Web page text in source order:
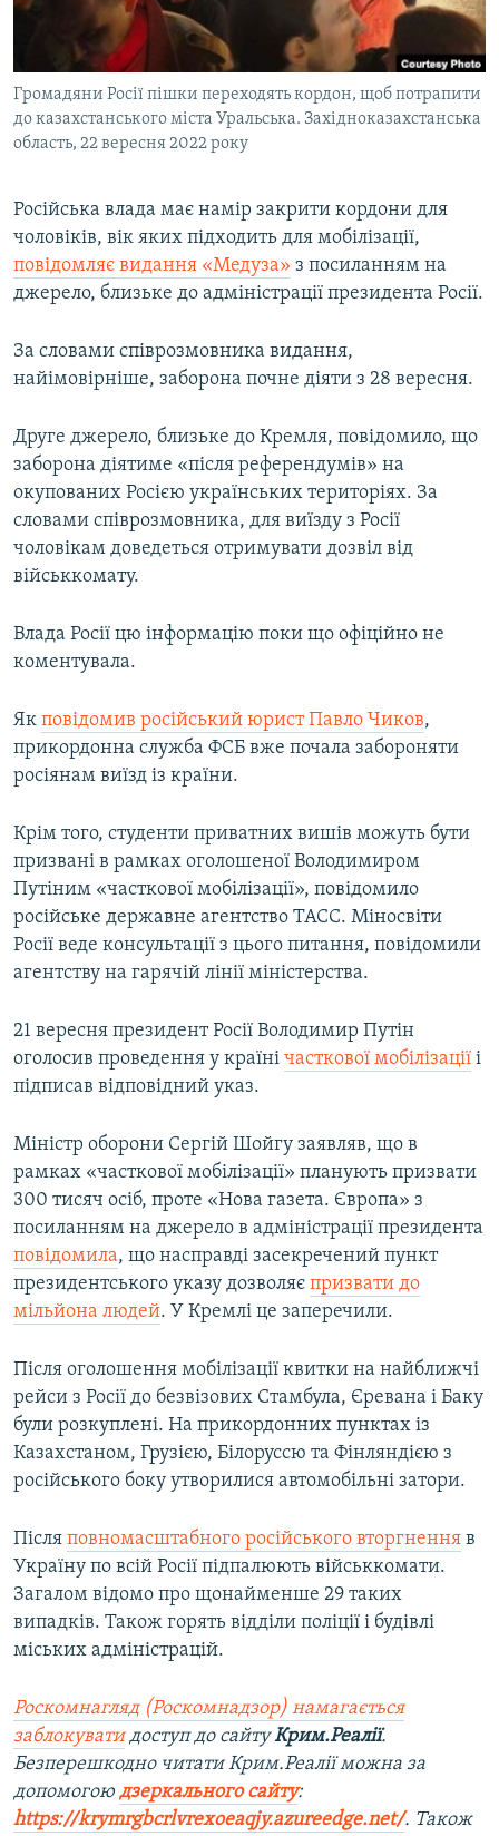
ВІДЕОУРОКИ «ELIFBE»
СВІДЧЕННЯ ОКУПАЦІЇ
УКРАЇНСЬКА ПРОБЛЕМА КРИМУ
ІНФОГРАФІКА
Qırımtatar
ДОЛУЧАЙСЯ!
Усі сайти RFE/RL
Громадяни Росії пішки переходять кордон, щоб потрапити
до казахстанського міста Уральська. Західноказахстанська
область, 22 вересня 2022 року
Російська влада має намір закрити кордони для
чоловіків, вік яких підходить для мобілізації,
повідомляє видання «Медуза» з посиланням на
джерело, близьке до адміністрації президента Росії.
За словами співрозмовника видання,
найімовірніше, заборона почне діяти з 28 вересня.
Друге джерело, близьке до Кремля, повідомило, що
заборона діятиме «після референдумів» на
окупованих Росією українських територіях. За
словами співрозмовника, для виїзду з Росії
чоловікам доведеться отримувати дозвіл від
військкомату.
Влада Росії цю інформацію поки що офіційно не
коментувала.
Як повідомив російський юрист Павло Чиков,
прикордонна служба ФСБ вже почала забороняти
росіянам виїзд із країни.
Крім того, студенти приватних вишів можуть бути
призвані в рамках оголошеної Володимиром
Путіним «часткової мобілізації», повідомило
російське державне агентство ТАСС. Міносвіти
Росії веде консультації з цього питання, повідомили
агентству на гарячій лінії міністерства.
21 вересня президент Росії Володимир Путін
оголосив проведення у країні часткової мобілізації і
підписав відповідний указ.
Міністр оборони Сергій Шойгу заявляв, що в
рамках «часткової мобілізації» планують призвати
300 тисяч осіб, проте «Нова газета. Європа» з
посиланням на джерело в адміністрації президента
повідомила, що насправді засекречений пункт
президентського указу дозволяє призвати до
мільйона людей. У Кремлі це заперечили.
Після оголошення мобілізації квитки на найближчі
рейси з Росії до безвізових Стамбула, Єревана і Баку
були розкуплені. На прикордонних пунктах із
Казахстаном, Грузією, Білоруссю та Фінляндією з
російського боку утворилися автомобільні затори.
Після повномасштабного російського вторгнення в
Україну по всій Росії підпалюють військкомати.
Загалом відомо про щонайменше 29 таких
випадків. Також горять відділи поліції і будівлі
міських адміністрацій.
Роскомнагляд (Роскомнадзор) намагається
заблокуватидоступ до сайтуКрим.Реалії.
Безперешкодно читати Крим.Реалії можна за
допомогою дзеркального сайту:
https://krymrgbcrlvrexoeaqjy.azureedge.net/. Також